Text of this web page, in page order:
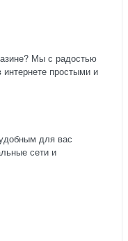
Мы с радостью
интернете простыми и
для вас
сети и